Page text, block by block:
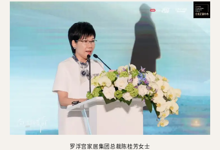
罗浮宫家居集团总裁陈桂芳女士